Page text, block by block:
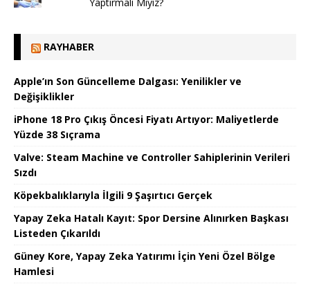
RAYHABER
Apple’ın Son Güncelleme Dalgası: Yenilikler ve
Değişiklikler
iPhone 18 Pro Çıkış Öncesi Fiyatı Artıyor: Maliyetlerde
Yüzde 38 Sıçrama
Valve: Steam Machine ve Controller Sahiplerinin Verileri
Sızdı
Köpekbalıklarıyla İlgili 9 Şaşırtıcı Gerçek
Yapay Zeka Hatalı Kayıt: Spor Dersine Alınırken Başkası
Listeden Çıkarıldı
Güney Kore, Yapay Zeka Yatırımı İçin Yeni Özel Bölge
Hamlesi